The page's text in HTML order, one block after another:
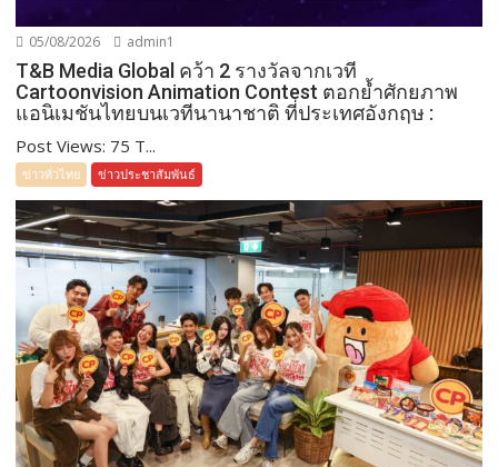
05/08/2026 admin1
T&B Media Global คว้า 2 รางวัลจากเวที
Cartoonvision Animation Contest ตอกย้ำศักยภาพ
แอนิเมชันไทยบนเวทีนานาชาติ ที่ประเทศอังกฤษ :
Post Views: 75 T...
ข่าวทั่วไทย ข่าวประชาสัมพันธ์